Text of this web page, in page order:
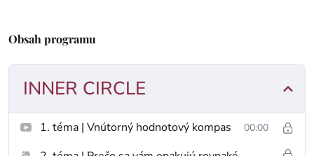
Obsah programu
INNER CIRCLE
1. téma | Vnútorný hodnotový kompas 00:00